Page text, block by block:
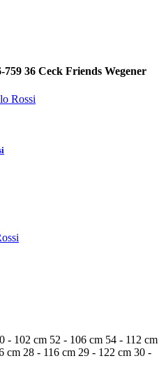
36 Ceck Friends Wegener
- 102 cm 52 - 106 cm 54 - 112 cm
cm 28 - 116 cm 29 - 122 cm 30 -